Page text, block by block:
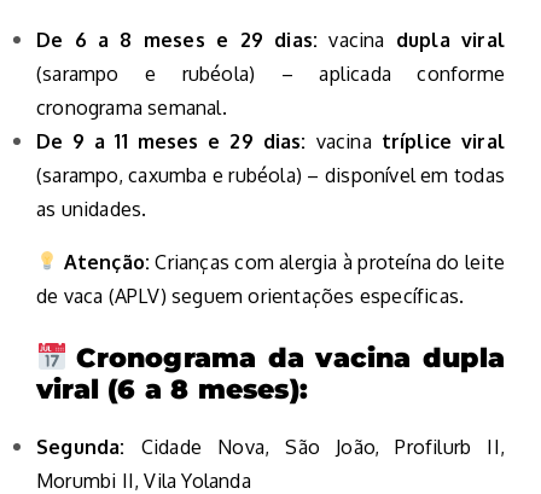
De 6 a 8 meses e 29 dias: vacina dupla viral
(sarampo e rubéola) – aplicada conforme
cronograma semanal.
De 9 a 11 meses e 29 dias: vacina tríplice viral
(sarampo, caxumba e rubéola) – disponível em todas
as unidades.
Atenção: Crianças com alergia à proteína do leite
de vaca (APLV) seguem orientações específicas.
Cronograma da vacina dupla
viral (6 a 8 meses):
Segunda: Cidade Nova, São João, Profilurb II,
Morumbi II, Vila Yolanda